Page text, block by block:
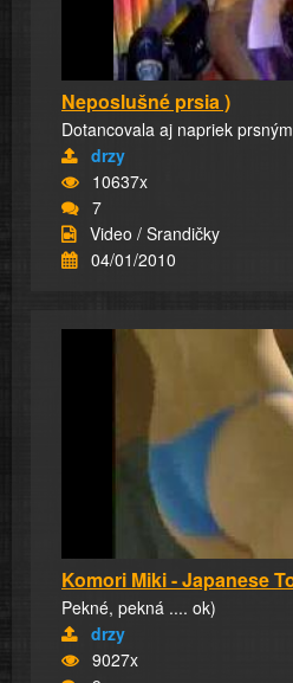
Neposlušné prsia )
Dotancovala aj napriek
drzy
10637x
7
Video / Srandičky
04/01/2010
Komori Miki - Japanese
Pekné, pekná .... ok)
drzy
9027x